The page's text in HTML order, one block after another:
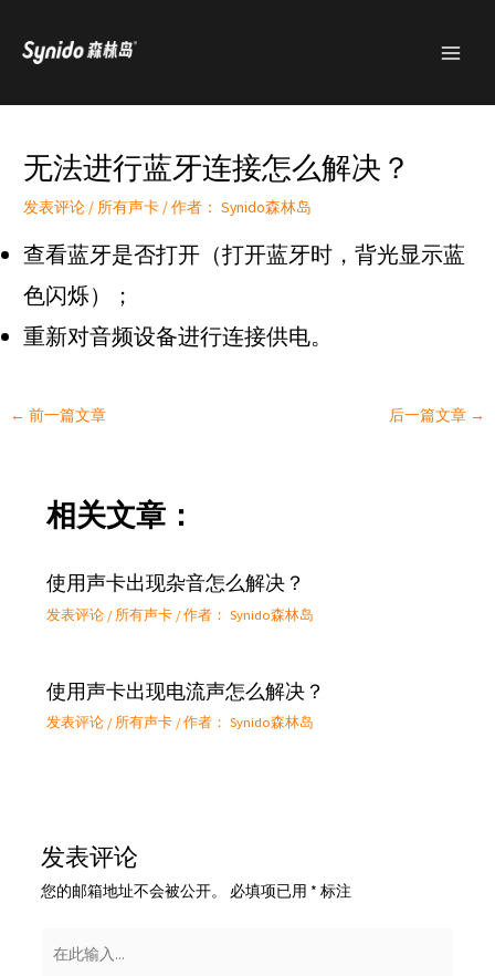
无法进行蓝牙连接怎么解决？
发表评论/ 所有声卡/ 作者： Synido森林岛
查看蓝牙是否打开（打开蓝牙时，背光显示蓝
色闪烁）；
重新对音频设备进行连接供电。
← 前一篇文章 后一篇文章 →
相关文章：
使用声卡出现杂音怎么解决？
发表评论 /所有声卡/ 作者： Synido森林岛
使用声卡出现电流声怎么解决？
发表评论 /所有声卡/ 作者： Synido森林岛
发表评论
您的邮箱地址不会被公开。 必填项已用 * 标注